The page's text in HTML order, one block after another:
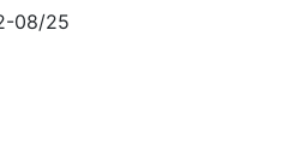
08/25